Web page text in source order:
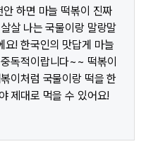
하면 마늘 떡볶이 진짜
살 나는 국물이랑 말랑말
요! 한국인의 맛답게 마늘
독적이랍니다~~ 떡볶이
이처럼 국물이랑 떡을 한
제대로 먹을 수 있어요!